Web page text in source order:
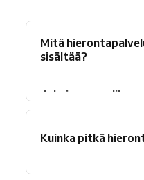
Mitä
sisältää?
Jokaisessa
kategoriat,
ryhmiin, kuten
Kuinka pitkä